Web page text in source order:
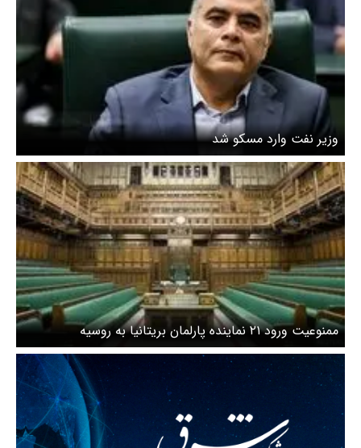
وزیر نفت وارد مسکو شد
ممنوعیت ورود ۲۱ نماینده پارلمان بریتانیا به روسیه